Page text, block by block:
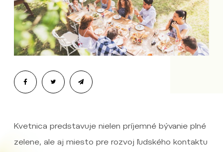
Kvetnica predstavuje nielen príjemné bývanie plné
zelene, ale aj miesto pre rozvoj ľudského kontaktu